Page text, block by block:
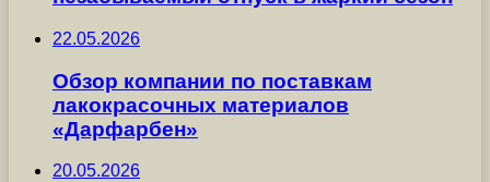
22.05.2026
Обзор компании по поставкам
лакокрасочных материалов
«Дарфарбен»
20.05.2026